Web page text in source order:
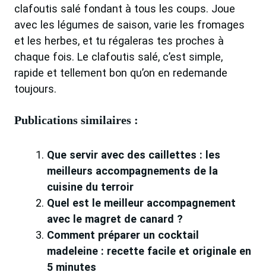
clafoutis salé fondant à tous les coups. Joue
avec les légumes de saison, varie les fromages
et les herbes, et tu régaleras tes proches à
chaque fois. Le clafoutis salé, c’est simple,
rapide et tellement bon qu’on en redemande
toujours.
Publications similaires :
Que servir avec des caillettes : les
meilleurs accompagnements de la
cuisine du terroir
Quel est le meilleur accompagnement
avec le magret de canard ?
Comment préparer un cocktail
madeleine : recette facile et originale en
5 minutes